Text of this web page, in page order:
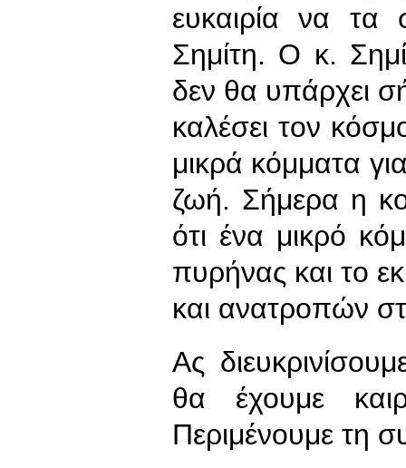
ευκαιρία να τα
Σημίτη. Ο κ.
δεν θα υπάρχει
καλέσει τον
μικρά κόμματα
ζωή. Σήμερα η
ότι ένα μικρό
πυρήνας και το
και ανατροπών
Ας
θα έχουμε
Περιμένουμε τη